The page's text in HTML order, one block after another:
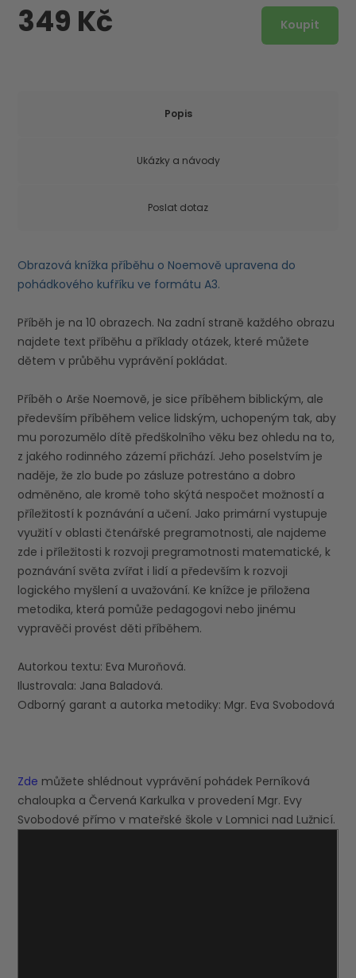
349 Kč
Popis
Ukázky a návody
Poslat dotaz
Obrazová knížka příběhu o Noemově upravena do
pohádkového kufříku ve formátu A3.
Příběh je na 10 obrazech. Na zadní straně každého obrazu
najdete text příběhu a příklady otázek, které můžete
dětem v průběhu vyprávění pokládat.
Příběh o Arše Noemově, je sice příběhem biblickým, ale
především příběhem velice lidským, uchopeným tak, aby
mu porozumělo dítě předškolního věku bez ohledu na to,
z jakého rodinného zázemí přichází. Jeho poselstvím je
naděje, že zlo bude po zásluze potrestáno a dobro
odměněno, ale kromě toho skýtá nespočet možností a
příležitostí k poznávání a učení. Jako primární vystupuje
využití v oblasti čtenářské pregramotnosti, ale najdeme
zde i příležitosti k rozvoji pregramotnosti matematické, k
poznávání světa zvířat i lidí a především k rozvoji
logického myšlení a uvažování. Ke knížce je přiložena
metodika, která pomůže pedagogovi nebo jinému
vypravěči provést děti příběhem.
Autorkou textu: Eva Muroňová.
Ilustrovala: Jana Baladová.
Odborný garant a autorka metodiky: Mgr. Eva Svobodová
Zde můžete shlédnout vyprávění pohádek Perníková
chaloupka a Červená Karkulka v provedení Mgr. Evy
Svobodové přímo v mateřské škole v Lomnici nad Lužnicí.